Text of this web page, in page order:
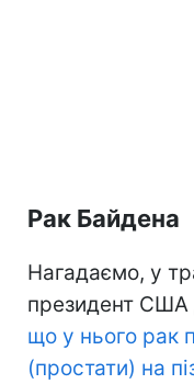
Рак Байдена
Нагадаємо, у
президент
що у нього рак
(простати) на